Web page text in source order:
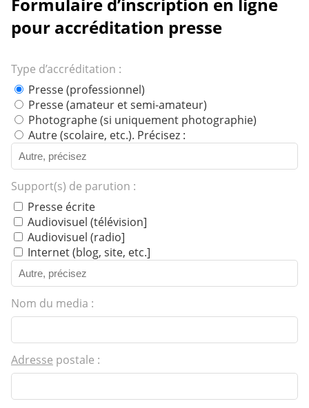
Formulaire d’inscription en ligne
pour accréditation presse
Type d’accréditation :
Presse (professionnel)
Presse (amateur et semi-amateur)
Photographe (si uniquement photographie)
Autre (scolaire, etc.). Précisez :
Support(s) de parution :
Presse écrite
Audiovisuel (télévision]
Audiovisuel (radio]
Internet (blog, site, etc.]
Nom du media :
Adresse postale :